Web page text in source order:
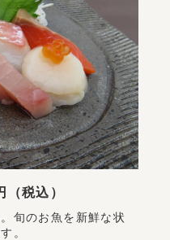
（税込）
旬のお魚を新鮮な状
。